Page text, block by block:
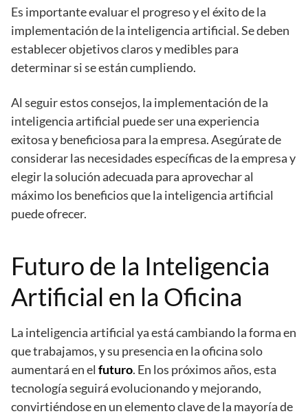
Es importante evaluar el progreso y el éxito de la
implementación de la inteligencia artificial. Se deben
establecer objetivos claros y medibles para
determinar si se están cumpliendo.
Al seguir estos consejos, la implementación de la
inteligencia artificial puede ser una experiencia
exitosa y beneficiosa para la empresa. Asegúrate de
considerar las necesidades específicas de la empresa y
elegir la solución adecuada para aprovechar al
máximo los beneficios que la inteligencia artificial
puede ofrecer.
Futuro de la Inteligencia
Artificial en la Oficina
La inteligencia artificial ya está cambiando la forma en
que trabajamos, y su presencia en la oficina solo
aumentará en el futuro. En los próximos años, esta
tecnología seguirá evolucionando y mejorando,
convirtiéndose en un elemento clave de la mayoría de